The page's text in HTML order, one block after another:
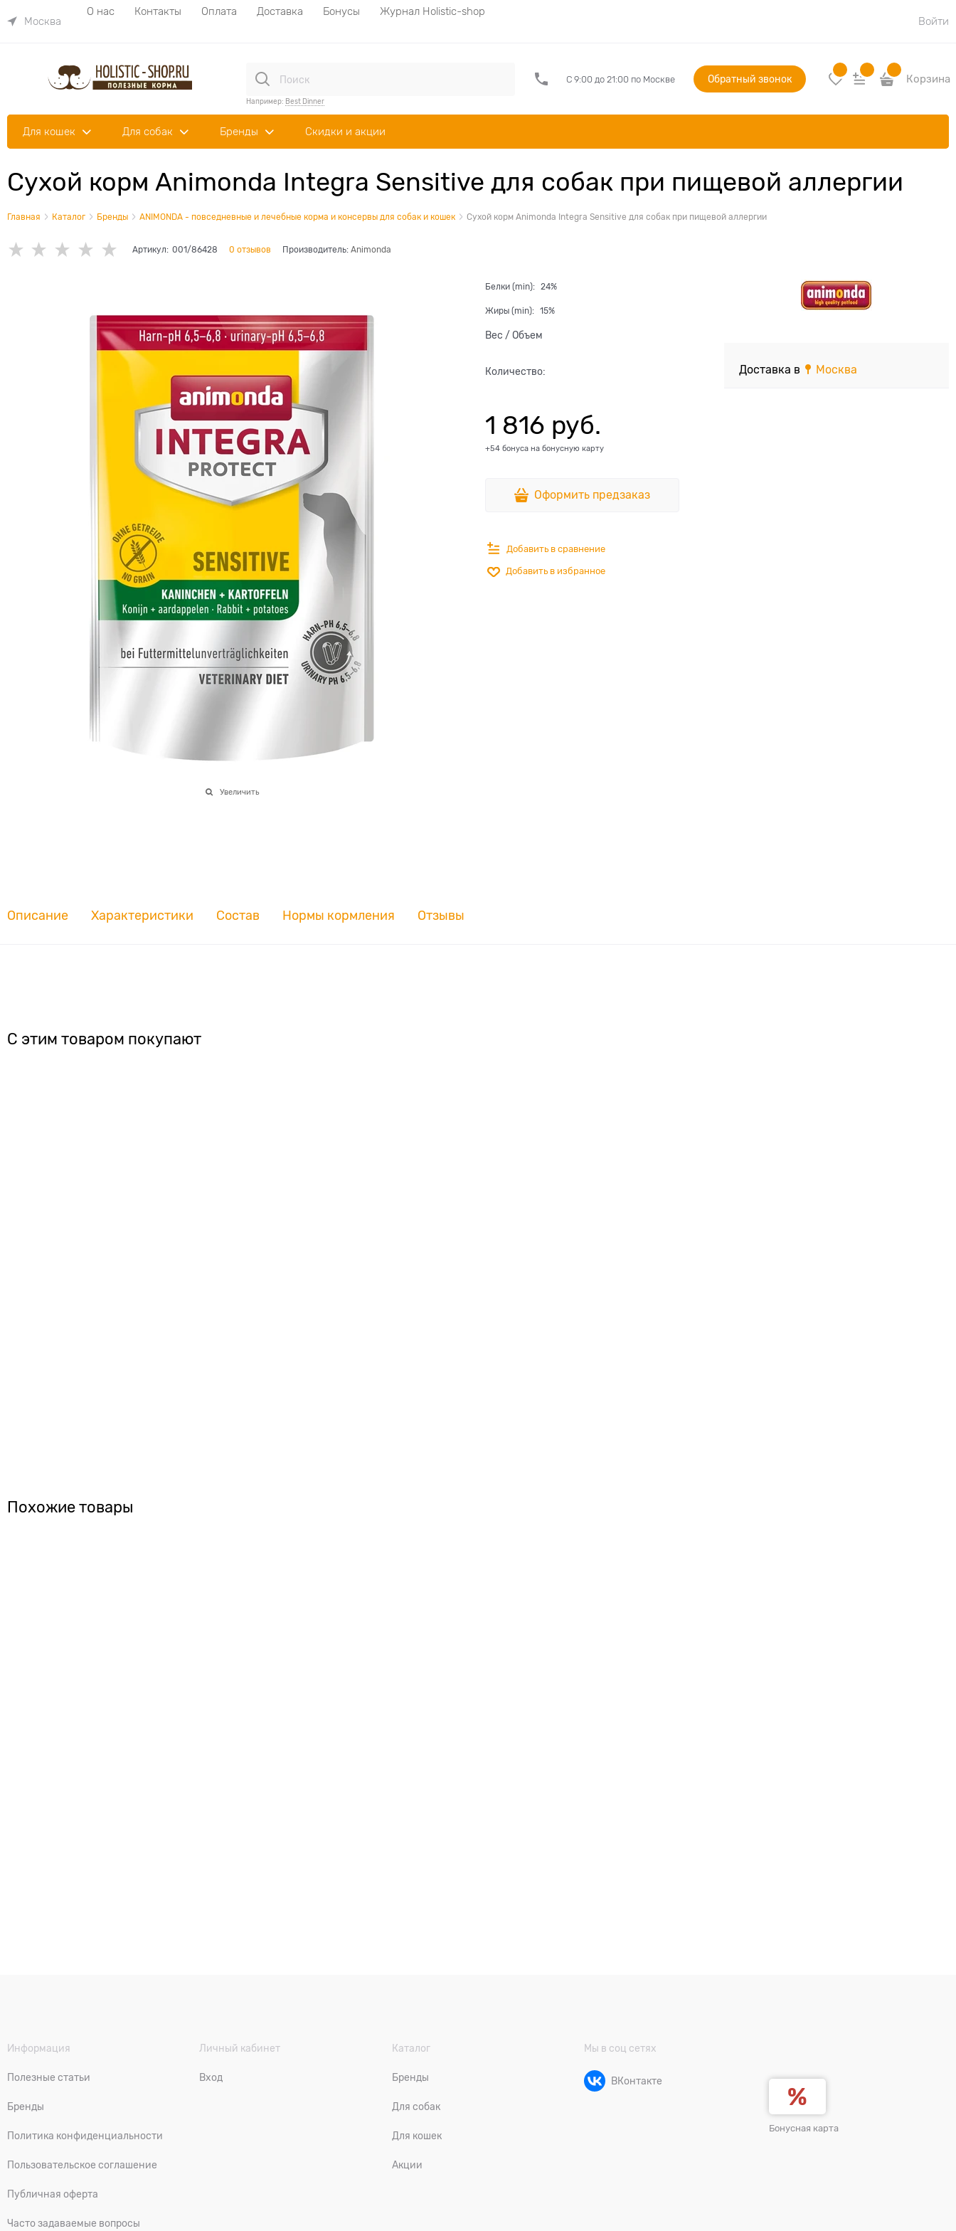
Москва
О нас Контакты Оплата Доставка Бонусы
Журнал Holistic-shop
Войти
Например: Best Dinner
С 9:00 до 21:00 по Москве Обратный звонок Корзина
Для кошек Для собак Бренды Скидки и акции
Сухой корм Animonda Integra Sensitive для собак при пищевой аллергии
Главная Каталог Бренды ANIMONDA - повседневные и лечебные корма и консервы для собак и кошек Сухой корм Animonda Integra Sensitive для собак при пищевой аллергии
Артикул: 001/86428 0 отзывов Производитель: Animonda
Увеличить
Белки (min): 24%
Жиры (min): 15%
Вес / Объем
Количество:
1 816 руб.
+54 бонуса на бонусную карту
Оформить предзаказ
Добавить в сравнение
Добавить в избранное
Доставка в Москва
Описание Характеристики Состав Нормы кормления Отзывы
С этим товаром покупают
Похожие товары
Информация
Полезные статьи
Бренды
Политика конфиденциальности
Пользовательское соглашение
Публичная оферта
Часто задаваемые вопросы
Личный кабинет
Вход
Каталог
Бренды
Для собак
Для кошек
Акции
Мы в соц сетях
ВКонтакте
Бонусная карта